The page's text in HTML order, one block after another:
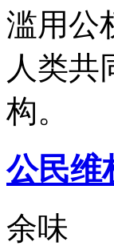
滥用公
人类共
构。
公民维
余味